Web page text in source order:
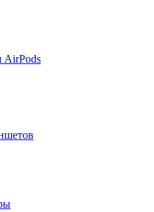
AirPods